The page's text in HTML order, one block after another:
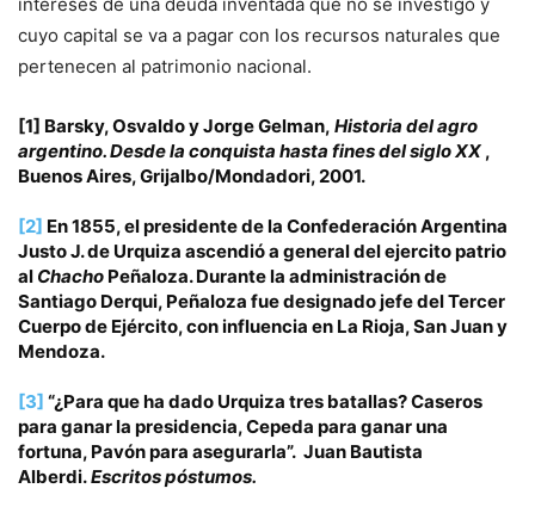
cuyo capital se va a pagar con los recursos naturales que
pertenecen al patrimonio nacional.
[1] Barsky, Osvaldo y Jorge Gelman, Historia del agro
argentino. Desde la conquista hasta fines del siglo XX ,
Buenos Aires, Grijalbo/Mondadori, 2001.
[2] En 1855, el presidente de la Confederación Argentina
Justo J. de Urquiza ascendió a general del ejercito patrio
al Chacho Peñaloza. Durante la administración de
Santiago Derqui, Peñaloza fue designado jefe del Tercer
Cuerpo de Ejército, con influencia en La Rioja, San Juan y
Mendoza.
[3] “¿Para que ha dado Urquiza tres batallas? Caseros
para ganar la presidencia, Cepeda para ganar una
fortuna, Pavón para asegurarla”. Juan Bautista
Alberdi.Escritos póstumos.